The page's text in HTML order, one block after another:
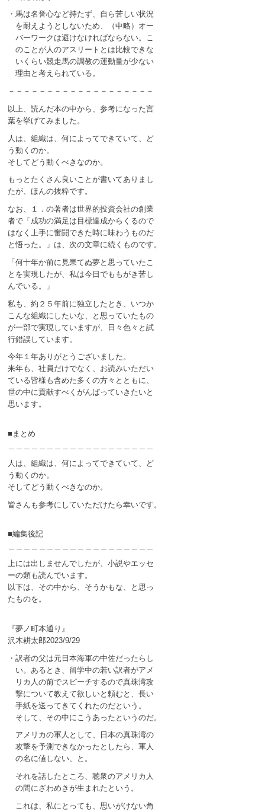
・馬は名誉心など持たず、自ら苦しい状況
を耐えようとしないため、（中略）オー
バーワークは避けなければならない。こ
のことが人のアスリートとは比較できな
いくらい競走馬の調教の運動量が少ない
理由と考えられている。
－－－－－－－－－－－－－－－－－－－
以上、読んだ本の中から、参考になった言
葉を挙げてみました。
人は、組織は、何によってできていて、ど
う動くのか。
そしてどう動くべきなのか。
もっとたくさん良いことが書いてありまし
たが、ほんの抜粋です。
なお、１．の著者は世界的投資会社の創業
者で「成功の満足は目標達成からくるので
はなく上手に奮闘できた時に味わうものだ
と悟った。」は、次の文章に続くものです。
「何十年か前に見果てぬ夢と思っていたこ
とを実現したが、私は今日でももがき苦し
んでいる。」
私も、約２５年前に独立したとき、いつか
こんな組織にしたいな、と思っていたもの
が一部で実現していますが、日々色々と試
行錯誤しています。
今年１年ありがとうございました。
来年も、社員だけでなく、お読みいただい
ている皆様も含めた多くの方々とともに、
世の中に貢献すべくがんばっていきたいと
思います。
■まとめ
人は、組織は、何によってできていて、ど
う動くのか。
そしてどう動くべきなのか。
皆さんも参考にしていただけたら幸いです。
■編集後記
上には出しませんでしたが、小説やエッセ
ーの類も読んでいます。
以下は、その中から、そうかもな、と思っ
たものを。
『夢ノ町本通り』
沢木耕太郎2023/9/29
・訳者の父は元日本海軍の中佐だったらし
い。あるとき、留学中の若い訳者がアメ
リカ人の前でスピーチするので真珠湾攻
撃について教えて欲しいと頼むと、長い
手紙を送ってきてくれたのだという。
そして、その中にこうあったというのだ。
アメリカの軍人として、日本の真珠湾の
攻撃を予測できなかったとしたら、軍人
の名に値しない、と。
それを話したところ、聴衆のアメリカ人
の間にざわめきが生まれたという。
これは、私にとっても、思いがけない角